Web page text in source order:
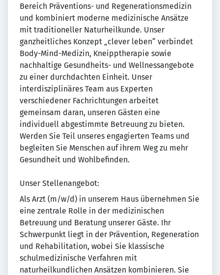
Bereich Präventions- und Regenerationsmedizin
und kombiniert moderne medizinische Ansätze
mit traditioneller Naturheilkunde. Unser
ganzheitliches Konzept „clever leben“ verbindet
Body-Mind-Medizin, Kneipptherapie sowie
nachhaltige Gesundheits- und Wellnessangebote
zu einer durchdachten Einheit. Unser
interdisziplinäres Team aus Experten
verschiedener Fachrichtungen arbeitet
gemeinsam daran, unseren Gästen eine
individuell abgestimmte Betreuung zu bieten.
Werden Sie Teil unseres engagierten Teams und
begleiten Sie Menschen auf ihrem Weg zu mehr
Gesundheit und Wohlbefinden.
Unser Stellenangebot:
Als Arzt (m/w/d) in unserem Haus übernehmen Sie
eine zentrale Rolle in der medizinischen
Betreuung und Beratung unserer Gäste. Ihr
Schwerpunkt liegt in der Prävention, Regeneration
und Rehabilitation, wobei Sie klassische
schulmedizinische Verfahren mit
naturheilkundlichen Ansätzen kombinieren. Sie